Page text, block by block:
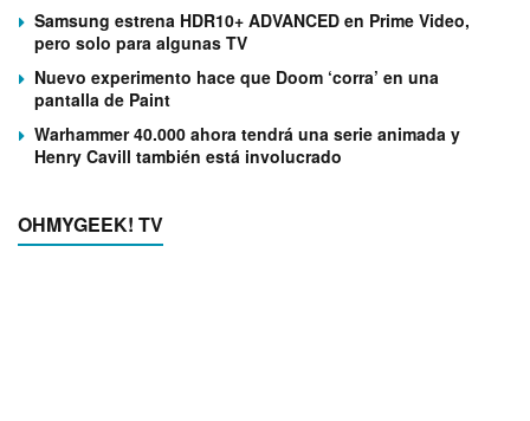
Samsung estrena HDR10+ ADVANCED en Prime Video,
pero solo para algunas TV
Nuevo experimento hace que Doom ‘corra’ en una
pantalla de Paint
Warhammer 40.000 ahora tendrá una serie animada y
Henry Cavill también está involucrado
OHMYGEEK! TV